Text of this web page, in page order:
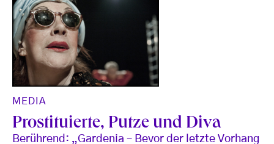
MEDIA
Prostituierte, Putze und Diva
Berührend: „Gardenia – Bevor der letzte Vorhang